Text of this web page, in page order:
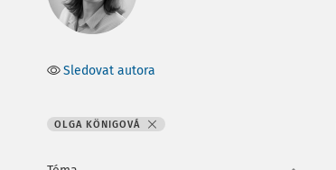
Sledovat autora
OLGA KÖNIGOVÁ